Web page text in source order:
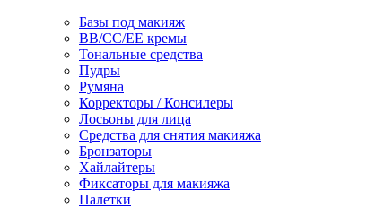
Базы под макияж
BB/CC/EE кремы
Тональные средства
Пудры
Румяна
Корректоры / Консилеры
Лосьоны для лица
Средства для снятия макияжа
Бронзаторы
Хайлайтеры
Фиксаторы для макияжа
Палетки